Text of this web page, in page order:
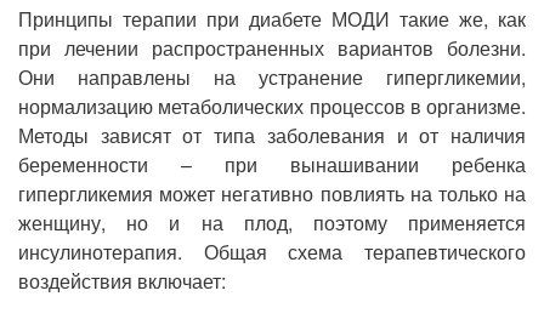
Принципы терапии при диабете МОДИ такие же, как
при лечении распространенных вариантов болезни.
Они направлены на устранение гипергликемии,
нормализацию метаболических процессов в организме.
Методы зависят от типа заболевания и от наличия
беременности – при вынашивании ребенка
гипергликемия может негативно повлиять на только на
женщину, но и на плод, поэтому применяется
инсулинотерапия. Общая схема терапевтического
воздействия включает: